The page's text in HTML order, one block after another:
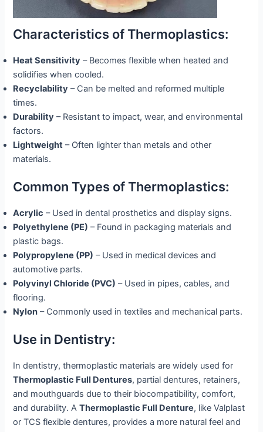
Characteristics of Thermoplastics:
Heat Sensitivity – Becomes flexible when heated and
solidifies when cooled.
Recyclability – Can be melted and reformed multiple
times.
Durability – Resistant to impact, wear, and environmental
factors.
Lightweight – Often lighter than metals and other
materials.
Common Types of Thermoplastics:
Acrylic – Used in dental prosthetics and display signs.
Polyethylene (PE) – Found in packaging materials and
plastic bags.
Polypropylene (PP) – Used in medical devices and
automotive parts.
Polyvinyl Chloride (PVC) – Used in pipes, cables, and
flooring.
Nylon – Commonly used in textiles and mechanical parts.
Use in Dentistry:
In dentistry, thermoplastic materials are widely used for
Thermoplastic Full Dentures, partial dentures, retainers,
and mouthguards due to their biocompatibility, comfort,
and durability. AThermoplastic Full Denture, like Valplast
or TCS flexible dentures, provides a more natural feel and